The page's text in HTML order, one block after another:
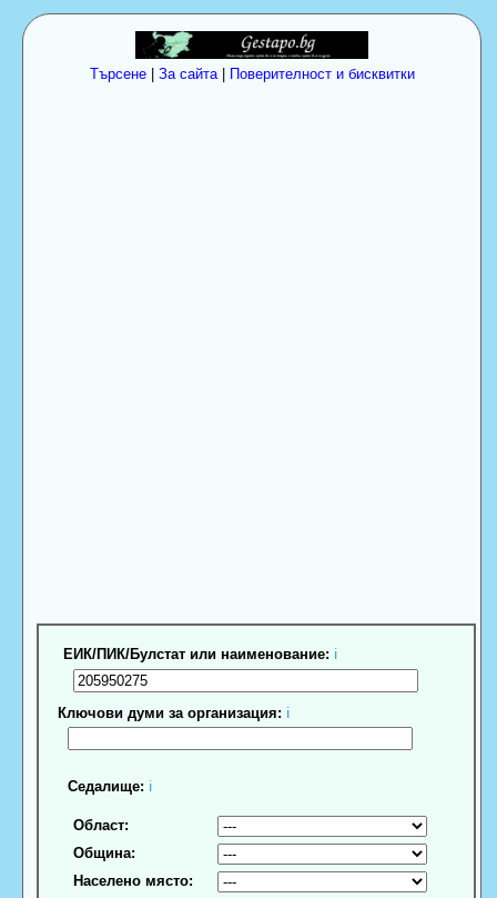
Търсене| За сайта| Поверителност и бисквитки
ЕИК/ПИК/Булстат или наименование: ℹ
Ключови думи за организация: ℹ
Седалище: ℹ
Област:
Община:
Населено място: